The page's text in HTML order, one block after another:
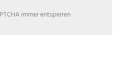
immer entsperren